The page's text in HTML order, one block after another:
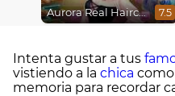
Aurora Real Haircuts 7.5
Intenta gustar a tus
vistiendo a la chica
memoria para recordar